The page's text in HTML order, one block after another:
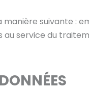
suivante :
service du